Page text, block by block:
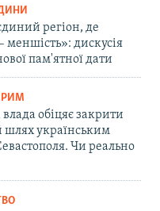
регіон, де
меншість»: дискусія
пам'ятної дати
влада обіцяє закрити
шлях українським
Чи реально